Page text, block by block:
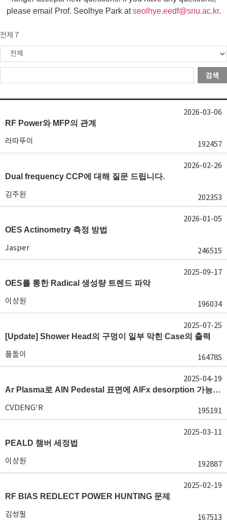
please email Prof. Seolhye Park atseolhye.eedf@snu.ac.kr.
전체 7
검색
RF Power와 MFP의 관계
라따뚜이 192457
2026-03-06
Dual frequency CCP에 대해 질문 드립니다.
김주원 202353
2026-02-26
OES Actinometry 측정 방법
Jasper 246515
2026-01-05
OES를 통한 Radical 생성량 트렌드 파악
이상원 196034
2025-09-17
[Update] Shower Head의 구멍이 일부 막힌 Case의 출력
플돌이 164785
2025-07-25
Ar Plasma로 AlN Pedestal 표면에 AlFx desorption 가능 여부가 궁금합니다.
CVDENG'R 195191
2025-04-19
PEALD 챔버 세정법
이상원 192887
2025-03-11
RF BIAS REDLECT POWER HUNTING 문제
김성필 167513
2025-02-19